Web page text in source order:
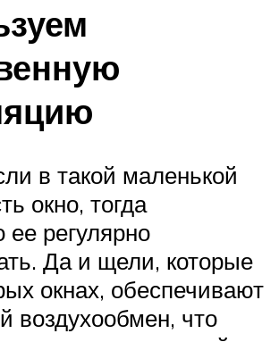
в такой маленькой
окно, тогда
ее регулярно
Да и щели, которые
окнах, обеспечивают
воздухообмен, что